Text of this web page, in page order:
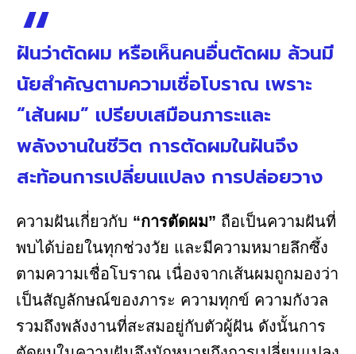
ฝันว่าตัดผม หรือเห็นคนอื่นตัดผม ล้วนมี
นัยสำคัญตามความเชื่อโบราณ เพราะ
“เส้นผม” เปรียบเสมือนภาระและ
พลังงานในชีวิต การตัดผมในฝันจึง
สะท้อนการเปลี่ยนแปลง การปล่อยวาง
ความฝันเกี่ยวกับ “การตัดผม” ถือเป็นความฝันที่
พบได้บ่อยในทุกช่วงวัย และมีความหมายลึกซึ้ง
ตามความเชื่อโบราณ เนื่องจากเส้นผมถูกมองว่า
เป็นสัญลักษณ์ของภาระ ความทุกข์ ความกังวล
รวมถึงพลังงานที่สะสมอยู่กับตัวผู้ฝัน ดังนั้นการ